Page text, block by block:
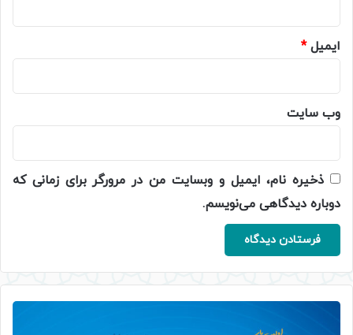
ایمیل*
وب‌ سایت
ذخیره نام، ایمیل و وبسایت من در مرورگر برای زمانی که
دوباره دیدگاهی می‌نویسم.